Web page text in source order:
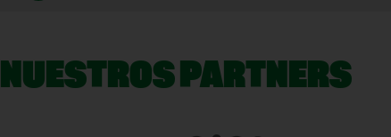
NUESTROS PARTNERS